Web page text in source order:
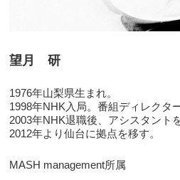
望月 研
1976年山梨県生まれ。
1998年NHK入局。番組ディレクタ
2003年NHK退職後、アシスタント
2012年より仙台に拠点を移す。
MASH management所属